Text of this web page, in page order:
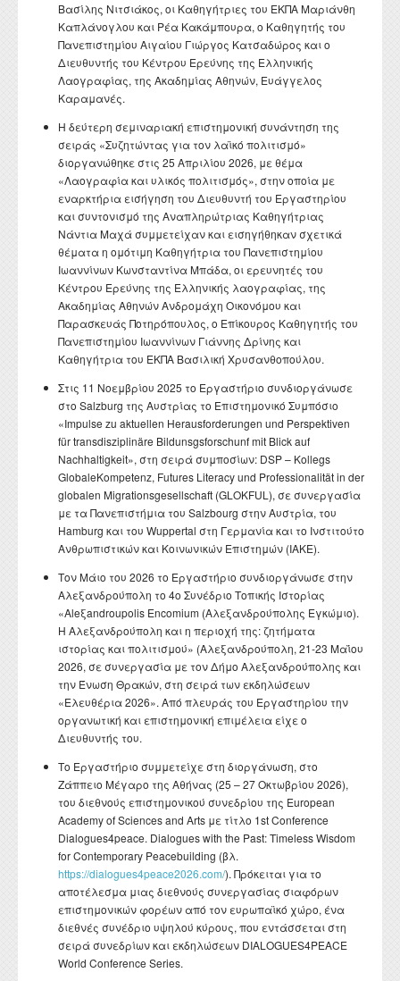
Βασίλης Νιτσιάκος, οι Καθηγήτριες του ΕΚΠΑ Μαριάνθη
Καπλάνογλου και Ρέα Κακάμπουρα, ο Καθηγητής του
Πανεπιστημίου Αιγαίου Γιώργος Κατσαδώρος και ο
Διευθυντής του Κέντρου Ερεύνης της Ελληνικής
Λαογραφίας, της Ακαδημίας Αθηνών, Ευάγγελος
Καραμανές.
Η δεύτερη σεμιναριακή επιστημονική συνάντηση της
σειράς «Συζητώντας για τον λαϊκό πολιτισμό»
διοργανώθηκε στις 25 Απριλίου 2026, με θέμα
«Λαογραφία και υλικός πολιτισμός», στην οποία με
εναρκτήρια εισήγηση του Διευθυντή του Εργαστηρίου
και συντονισμό της Αναπληρώτριας Καθηγήτριας
Νάντια Μαχά συμμετείχαν και εισηγήθηκαν σχετικά
θέματα η ομότιμη Καθηγήτρια του Πανεπιστημίου
Ιωαννίνων Κωνσταντίνα Μπάδα, οι ερευνητές του
Κέντρου Ερεύνης της Ελληνικής λαογραφίας, της
Ακαδημίας Αθηνών Ανδρομάχη Οικονόμου και
Παρασκευάς Ποτηρόπουλος, ο Επίκουρος Καθηγητής του
Πανεπιστημίου Ιωαννίνων Γιάννης Δρίνης και
Καθηγήτρια του ΕΚΠΑ Βασιλική Χρυσανθοπούλου.
Στις 11 Νοεμβρίου 2025 το Εργαστήριο συνδιοργάνωσε
στο Salzburg της Αυστρίας το Επιστημονικό Συμπόσιο
«Impulse zu aktuellen Herausforderungen und Perspektiven
für transdisziplinäre Bildunsgsforschunf mit Blick auf
Nachhaltigkeit», στη σειρά συμποσίων: DSP – Kollegs
GlobaleKompetenz, Futures Literacy und Professionalität in der
globalen Migrationsgesellschaft (GLOKFUL), σε συνεργασία
με τα Πανεπιστήμια του Salzbourg στην Αυστρία, του
Hamburg και του Wuppertal στη Γερμανία και το Ινστιτούτο
Ανθρωπιστικών και Κοινωνικών Επιστημών (ΙΑΚΕ).
Τον Μάιο του 2026 το Εργαστήριο συνδιοργάνωσε στην
Αλεξανδρούπολη το 4ο Συνέδριο Τοπικής Ιστορίας
«Aleξandroupolis Encomium (Αλεξανδρούπολης Εγκώμιο).
Η Αλεξανδρούπολη και η περιοχή της: ζητήματα
ιστορίας και πολιτισμού» (Αλεξανδρούπολη, 21-23 Μαΐου
2026, σε συνεργασία με τον Δήμο Αλεξανδρούπολης και
την Ένωση Θρακών, στη σειρά των εκδηλώσεων
«Ελευθέρια 2026». Από πλευράς του Εργαστηρίου την
οργανωτική και επιστημονική επιμέλεια είχε ο
Διευθυντής του.
Το Εργαστήριο συμμετείχε στη διοργάνωση, στο
Ζάππειο Μέγαρο της Αθήνας (25 – 27 Οκτωβρίου 2026),
του διεθνούς επιστημονικού συνεδρίου της European
Academy of Sciences and Arts με τίτλο 1st Conference
Dialogues4peace. Dialogues with the Past: Timeless Wisdom
for Contemporary Peacebuilding (βλ.
https://dialogues4peace2026.com/). Πρόκειται για το
αποτέλεσμα μιας διεθνούς συνεργασίας σιαφόρων
επιστημονικών φορέων από τον ευρωπαϊκό χώρο, ένα
διεθνές συνέδριο υψηλού κύρους, που εντάσσεται στη
σειρά συνεδρίων και εκδηλώσεων DIALOGUES4PEACE
World Conference Series.